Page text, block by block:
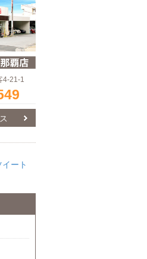
4-21-1
ート